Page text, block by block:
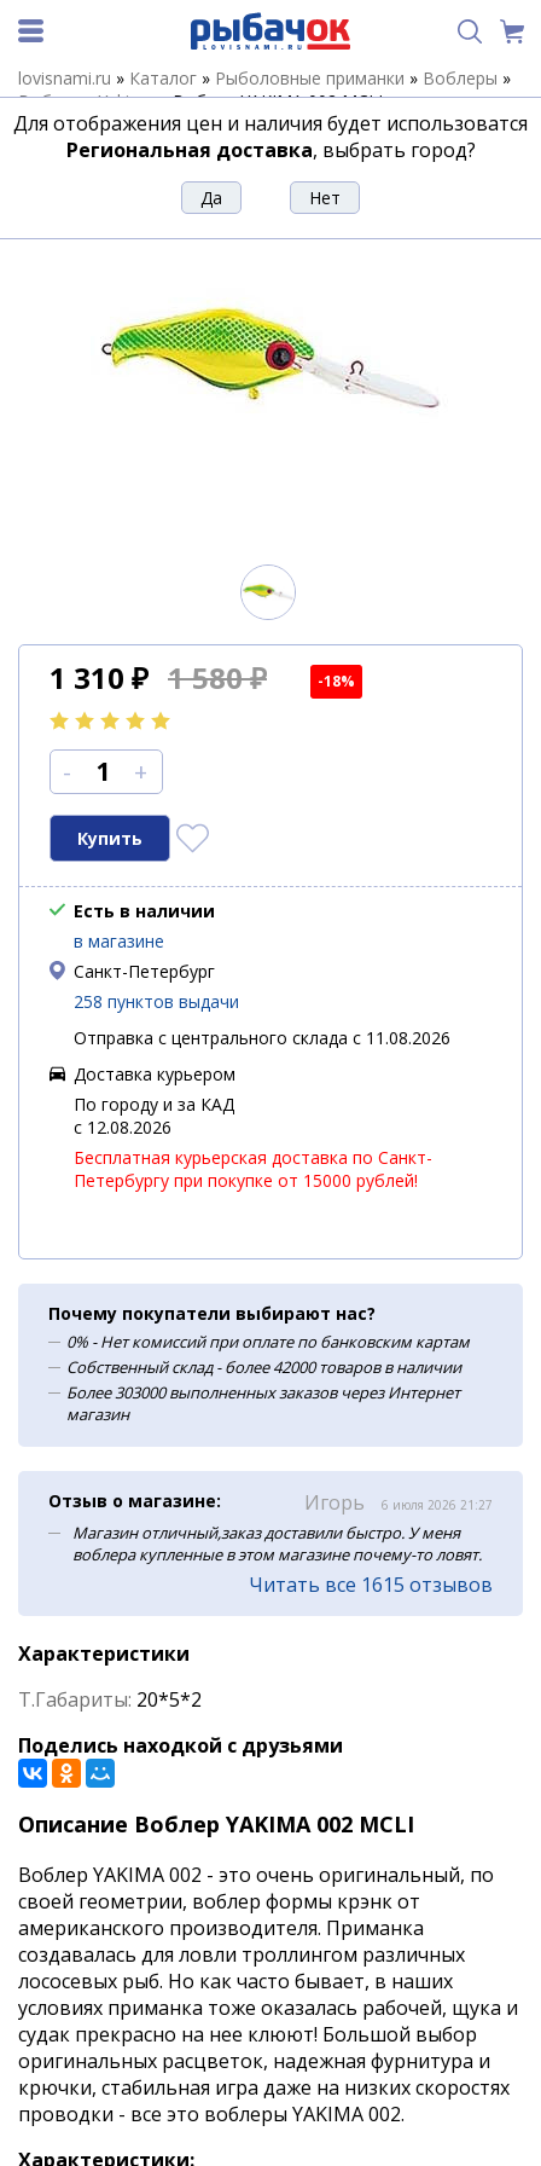
lovisnami.ru » Каталог » Рыболовные приманки » Воблеры »
Воблеры Yakima»Воблер YAKIMA 002 MCLI
Воблер YAKIMA 002 MCLI
1 310 ₽ 1 580 ₽ -18%
- +
Есть в наличии
в магазине
Санкт-Петербург
258 пунктов выдачи
Отправка с центрального склада с 11.08.2026
Доставка курьером
По городу и за КАД
c 12.08.2026
Бесплатная курьерская доставка по Санкт-
Петербургу при покупке от 15000 рублей!
Почему покупатели выбирают нас?
0% - Нет комиссий при оплате по банковским картам
Собственный склад - более 42000 товаров в наличии
Более 303000 выполненных заказов через Интернет
магазин
Отзыв о магазине: Игорь 6 июля 2026 21:27
Магазин отличный,заказ доставили быстро. У меня
воблера купленные в этом магазине почему-то ловят.
Читать все 1615 отзывов
Характеристики
Т.Габариты: 20*5*2
Поделись находкой с друзьями
Описание Воблер YAKIMA 002 MCLI
Воблер YAKIMA 002 - это очень оригинальный, по
своей геометрии, воблер формы крэнк от
американского производителя. Приманка
создавалась для ловли троллингом различных
лососевых рыб. Но как часто бывает, в наших
условиях приманка тоже оказалась рабочей, щука и
судак прекрасно на нее клюют! Большой выбор
оригинальных расцветок, надежная фурнитура и
крючки, стабильная игра даже на низких скоростях
проводки - все это воблеры YAKIMA 002.
Характеристики:
Для отображения цен и наличия будет использоватся
Региональная доставка, выбрать город?